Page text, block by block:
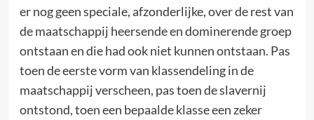
er nog geen speciale, afzonderlijke, over de rest van
de maatschappij heersende en dominerende groep
ontstaan en die had ook niet kunnen ontstaan. Pas
toen de eerste vorm van klassendeling in de
maatschappij verscheen, pas toen de slavernij
ontstond, toen een bepaalde klasse een zeker